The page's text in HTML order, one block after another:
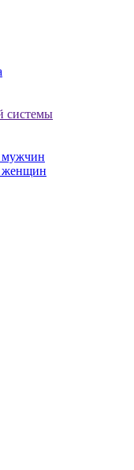
системы
мужчин
женщин